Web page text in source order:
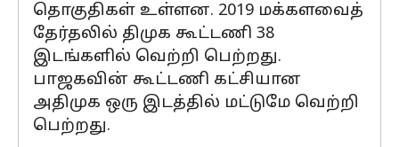
தொகுதிகள் உள்ளன. 2019 மக்களவைத்
தேர்தலில் திமுக கூட்டணி 38
இடங்களில் வெற்றி பெற்றது.
பாஜகவின் கூட்டணி கட்சியான
அதிமுக ஒரு இடத்தில் மட்டுமே வெற்றி
பெற்றது.